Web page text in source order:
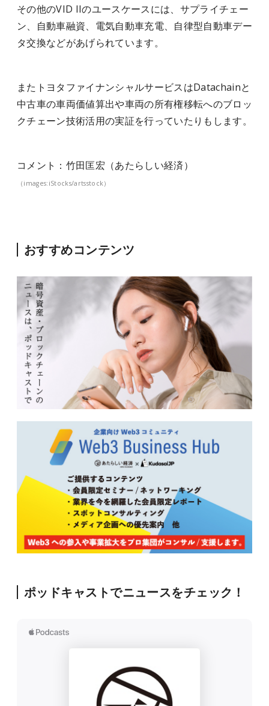
その他のVID IIのユースケースには、サプライチェー
ン、自動車融資、電気自動車充電、自律型自動車デー
タ交換などがあげられています。
またトヨタファイナンシャルサービスはDatachainと
中古車の車両価値算出や車両の所有権移転へのブロッ
クチェーン技術活用の実証を行っていたりもします。
コメント：竹田匡宏（あたらしい経済）
（images:iStocks/artsstock）
おすすめコンテンツ
ポッドキャストでニュースをチェック！